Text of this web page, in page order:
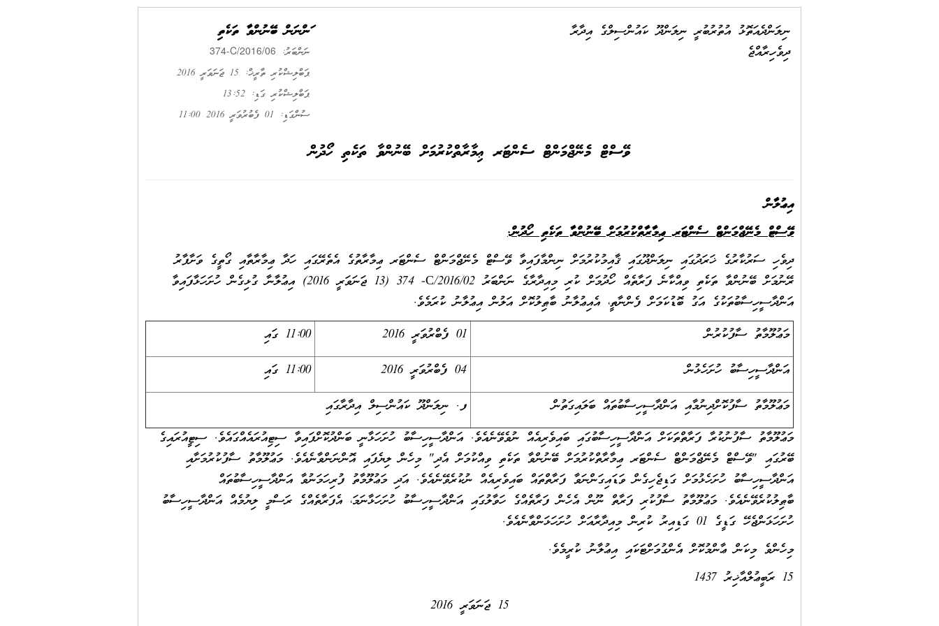
ގަންނަން ބޭނުންވާ ތަކެތި
ނަންބަރު: 374-C/2016/06
ޕަބްލިޝްކުރި ތާރީޚް: 15 ޖަނަވަރީ 2016
ޕަބްލިޝްކުރި ގަޑި: 13:52
ސުންގަޑި: 01 ފެބުރުވަރީ 2016 11:00
ނިލަންދެއަތޮޅު އުތުރުބުރީ ނިލަންދޫ ކައުންސިލްގެ އިދާރާ
ދިވެހިރާއްޖެ
ވޭސްޓް މެނޭޖްމަންޓް ސެންޓަރ ޢިމާރާތްކުރުމަށް ބޭނުންވާ ތަކެތި ހޯދުން
އިޢުލާނ
ވޭސްޓް މެނޭޖްމަންޓް ސެންޓަރ ޢިމާރާތްކުރުމަށް ބޭނުންވާ ތަކެތި ހޯދުން.
ދިވެހި ސަރުކާރުގެ ޚަރަދުގައި ނިލަންދޫގައި ޤާއިމުކުރުމަށް ނިންމާފައިވާ ވޭސްޓް މެނޭޖްމަންޓް ސެންޓަރ ޢިމާރާތުގެ އެތެރޭގައި ހަދާ ޢިމާރާތާއި ގޯތީގެ ވަށާފާރު
ރޭނުމަށް ބޭނުންވާ ތަކެތި ވިއްކާނެ ފަރާތެއް ހޯދުމަށް ކުރި މިއިދާރާގެ ނަންބަރު C/2016/02-
374 (13 ޖަނަވަރީ 2016) އިޢުލާނާ ގުޅިގެން ހުށަހަޅާފައިވާ
އަންދާސީހިސާބުތަކުގެ އަގު ބޮޑުކަމަށް ފެންނާތީ، އެއިޢުލާނު ބާޠިލުކޮށް އަލުން އިޢުލާނު ކުރަމެވެ.
މަޢުލޫމާތު ސާފުކުރުން
01 ފެބްރުވަރީ 2016
11:00 ގައި
އަންދާސީހިސާބު ހުށަހެޅުން
04 ފެބްރުވަރީ 2016
11:00 ގައި
މަޢުލޫމާތު ސާފުކޮށްދިނުމާއި އަންދާސީހިސާބުތައް ބަލައިގަތުން
ފ. ނިލަންދޫ ކައުންސިލް އިދާރާގައި
މަޢުލޫމާތު ސާފުނުކުރާ ފަރާތްތަކަށް އަންދާސީހިސާބުގައި ބައިވެރިއެއް ނުވެވޭނެއެވެ. އަންދާސީހިސާބު ހުށަހަޅާނީ ބަންދުކޮށްފައިވާ ސިޓިއުރައެއްގައެވެ. ސިޓީއުރައިގެ
ބޭރުގައި "ވޭސްޓް މެނޭޖްމަންޓް ސެންޓަރ ޢިމާރާތްކުރުމަށް ބޭނުންވާ ތަކެތި ވިއްކުމަށް އެދި" މިހެން ލިޔެފައި އޮންނަންވާނެއެވެ. މަޢުލޫމާތު ސާފުކުރުމަށާއި
އަންދާސީހިސާބު ހުށަހެޅުމަށް ގަޑިޖެހިގެން ވަޑައިގަންނަވާ ފަރާތްތައް ބައިވެރިއެއް ނުކުރެވޭނެއެވެ. އަދި މަޢުލޫމާތު ފުރިހަމަނުވާ އަންދާސީހިސާބުތައް
ބާޠިލުކުރެވޭނެއެވެ. މަޢުލޫމާތު ސާފުކުރި ފަރާތް ނޫން އެހެން ފަރާތެއްގެ ހަވާލުގައި އަންދާސީހިސާބު ހުށަހަޅާނަމަ، އެފަރާތެއްގެ ރަސްމީ ލިޔުމެއް އަންދާސީހިސާބު
ހުށަހަޅަންޖެހޭ ގަޑީގެ 01 ގަޑިއިރު ކުރިން މިއިދާރާއަށް ހުށަހަޅަންވާނެއެވެ.
މިހެންވެ މިކަން ޢާންމުކޮށް އެންގުމަށްޓަކައި އިޢުލާނު ކުރީމެވެ.
15 ރަބީޢުލްއާޚިރު 1437
15 ޖަނަވަރީ 2016